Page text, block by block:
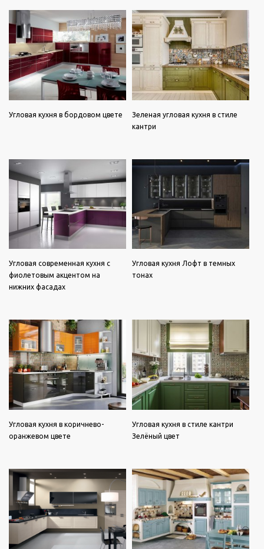
Угловая кухня в бордовом цвете
Зеленая угловая кухня в стиле
кантри
Угловая современная кухня с
фиолетовым акцентом на
нижних фасадах
Угловая кухня Лофт в темных
тонах
Угловая кухня в коричнево-
оранжевом цвете
Угловая кухня в стиле кантри
Зелёный цвет